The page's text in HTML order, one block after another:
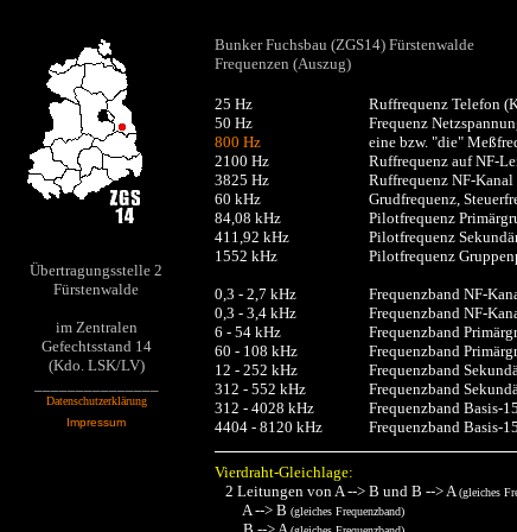
Bunker Fuchsbau (ZGS14) Fürstenwalde
Frequenzen (Auszug)
25 Hz
50 Hz
800 Hz
2100 Hz
3825 Hz
60 kHz
84,08 kHz
411,92 kHz
1552 kHz
0,3 - 2,7 kHz
0,3 - 3,4 kHz
6 - 54 kHz
60 - 108 kHz
12 - 252 kHz
312 - 552 kHz
312 - 4028 kHz
4404 - 8120 kHz
Ruffrequenz Telefon
Frequenz
eine bzw. "die"
Ruffrequenz auf NF-
Ruffrequenz NF-
Grudfrequenz,
Pilotfrequenz
Pilotfrequenz
Pilotfrequenz
Frequenzband NF-
Frequenzband NF-
Frequenzband
Frequenzband
Frequenzband
Frequenzband
Frequenzband Basis-
Frequenzband Basis-
Übertragungsstelle 2
Fürstenwalde
im Zentralen
Gefechtsstand 14
(Kdo. LSK/LV)
Datenschutzerklärung
Impressum
Vierdraht-Gleichlage:
2 Leitungen von A --> B und B --> A(gleiches
A --> B (gleiches Frequenzband)